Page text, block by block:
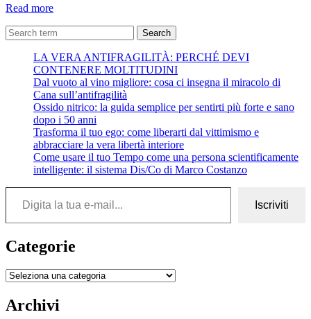
Read moreFRANCO
LA
CHE
ELIMINA
L’INFIAMMAZIONE
Search
LA VERA ANTIFRAGILITÀ: PERCHÉ DEVI
CONTENERE MOLTITUDINI
Dal vuoto al vino migliore: cosa ci insegna il miracolo di
Cana sull’antifragilità
Ossido nitrico: la guida semplice per sentirti più forte e sano
dopo i 50 anni
Trasforma il tuo ego: come liberarti dal vittimismo e
abbracciare la vera libertà interiore
Come usare il tuo Tempo come una persona scientificamente
intelligente: il sistema Dis/Co di Marco Costanzo
Digita la tua e-mail...
Iscriviti
Categorie
Categorie
Archivi